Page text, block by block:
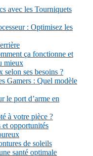
avec les Tourniquets
: Optimisez les
ça fonctionne et
mieux
selon ses besoins ?
Gamers : Quel modèle
le port d’arme en
à votre pièce ?
et opportunités
de soleils
santé optimale